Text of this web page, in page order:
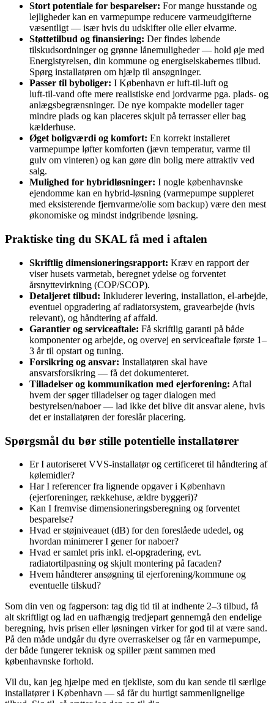
Stort potentiale for besparelser: For mange husstande og
lejligheder kan en varmepumpe reducere varmeudgifterne
væsentligt — især hvis du udskifter olie eller elvarme.
Støttetilbud og finansiering: Der findes løbende
tilskudsordninger og grønne lånemuligheder — hold øje med
Energistyrelsen, din kommune og energiselskabernes tilbud.
Spørg installatøren om hjælp til ansøgninger.
Passer til byboliger: I København er luft‑til‑luft og
luft‑til‑vand ofte mere realistiske end jordvarme pga. plads‑ og
anlægsbegrænsninger. De nye kompakte modeller tager
mindre plads og kan placeres skjult på terrasser eller bag
kælderhuse.
Øget boligværdi og komfort: En korrekt installeret
varmepumpe løfter komforten (jævn temperatur, varme til
gulv om vinteren) og kan gøre din bolig mere attraktiv ved
salg.
Mulighed for hybridløsninger: I nogle københavnske
ejendomme kan en hybrid‑løsning (varmepumpe suppleret
med eksisterende fjernvarme/olie som backup) være den mest
økonomiske og mindst indgribende løsning.
Praktiske ting du SKAL få med i aftalen
Skriftlig dimensioneringsrapport: Kræv en rapport der
viser husets varmetab, beregnet ydelse og forventet
årsnyttevirkning (COP/SCOP).
Detaljeret tilbud: Inkluderer levering, installation, el‑arbejde,
eventuel opgradering af radiatorsystem, gravearbejde (hvis
relevant), og håndtering af affald.
Garantier og serviceaftale: Få skriftlig garanti på både
komponenter og arbejde, og overvej en serviceaftale første 1–
3 år til opstart og tuning.
Forsikring og ansvar: Installatøren skal have
ansvarsforsikring — få det dokumenteret.
Tilladelser og kommunikation med ejerforening: Aftal
hvem der søger tilladelser og tager dialogen med
bestyrelsen/naboer — lad ikke det blive dit ansvar alene, hvis
det er installatøren der foreslår placering.
Spørgsmål du bør stille potentielle installatører
Er I autoriseret VVS‑installatør og certificeret til håndtering af
kølemidler?
Har I referencer fra lignende opgaver i København
(ejerforeninger, rækkehuse, ældre byggeri)?
Kan I fremvise dimensioneringsberegning og forventet
besparelse?
Hvad er støjniveauet (dB) for den foreslåede udedel, og
hvordan minimerer I gener for naboer?
Hvad er samlet pris inkl. el‑opgradering, evt.
radiatortilpasning og skjult montering på facaden?
Hvem håndterer ansøgning til ejerforening/kommune og
eventuelle tilskud?
Som din ven og fagperson: tag dig tid til at indhente 2–3 tilbud, få
alt skriftligt og lad en uafhængig tredjepart gennemgå den endelige
beregning, hvis prisen eller løsningen virker for god til at være sand.
På den måde undgår du dyre overraskelser og får en varmepumpe,
der både fungerer teknisk og spiller pænt sammen med
københavnske forhold.
Vil du, kan jeg hjælpe med en tjekliste, som du kan sende til særlige
installatører i København — så får du hurtigt sammenlignelige